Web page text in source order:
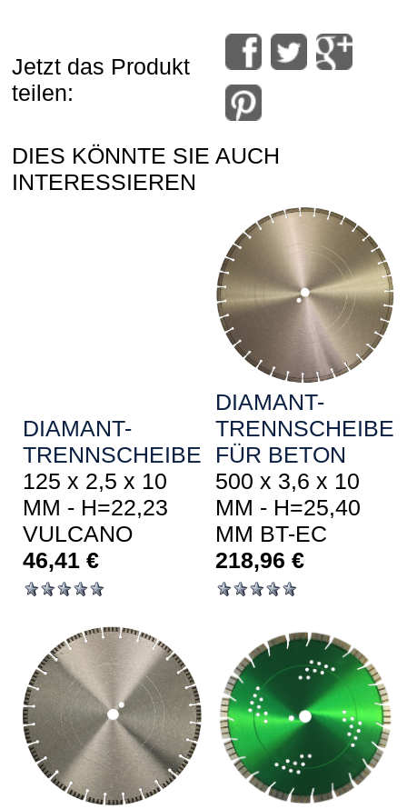
Jetzt das Produkt
teilen:
DIES KÖNNTE SIE AUCH
INTERESSIEREN
DIAMANT-
TRENNSCHEIBE
125 x 2,5 x 10
MM - H=22,23
VULCANO
46,41 €
DIAMANT-
TRENNSCHEIBE
FÜR BETON
500 x 3,6 x 10
MM - H=25,40
MM BT-EC
218,96 €